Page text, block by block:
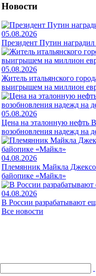
Новости
05.08.2026
Президент Путин
05.08.2026
Житель итальянского
выигрышем на миллион
05.08.2026
Цена на эталонную нефть
возобновления надежд на
04.08.2026
Племянник Майкла
байопике «Майкл»
04.08.2026
В России разрабатывают
Все новости